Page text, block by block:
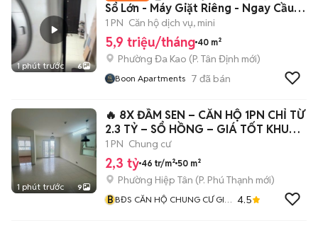
1 phút trước 6
Sổ Lớn - Máy Giặt Riêng - Ngay Cầu
Thị Nghè
1 PN Căn hộ dịch vụ, mini
5,9 triệu/tháng 40 m²
Phường Đa Kao (P. Tân Định mới)
Boon Apartments 7 đã bán
1 phút trước 9
🔥 8X ĐẦM SEN – CĂN HỘ 1PN CHỈ TỪ
2.3 TỶ – SỔ HỒNG – GIÁ TỐT KHU
VỰC 🔥
1 PN Chung cư
2,3 tỷ 46 tr/m² 50 m²
Phường Hiệp Tân (P. Phú Thạnh mới)
BBĐS CĂN HỘ CHUNG CƯ GIÁ
4.5